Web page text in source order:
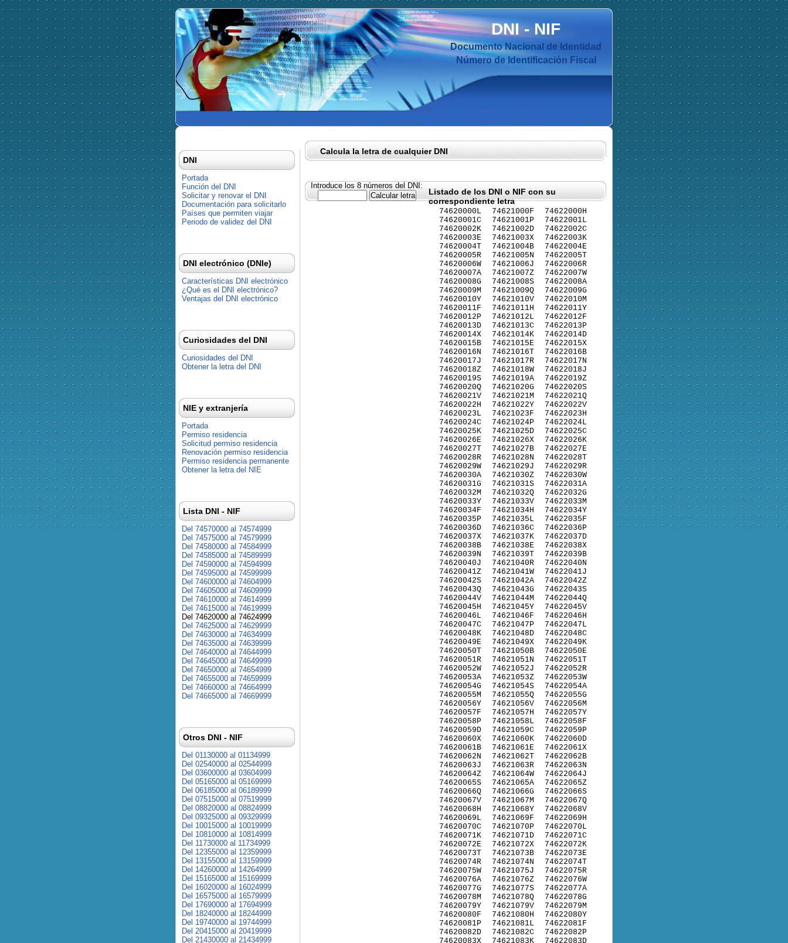
DNI-NIF
Documento Nacional de Identidad
Número de Identificación Fiscal
Calcula la letra de cualquier DNI
Introduce los 8 números del DNI:
Listado de los DNI o NIF con su
correspondiente letra
74620000L
74620001C
74620002K
74620003E
74620004T
74620005R
74620006W
74620007A
74620008G
74620009M
74620010Y
74620011F
74620012P
74620013D
74620014X
74620015B
74620016N
74620017J
74620018Z
74620019S
74620020Q
74620021V
74620022H
74620023L
74620024C
74620025K
74620026E
74620027T
74620028R
74620029W
74620030A
74620031G
74620032M
74620033Y
74620034F
74620035P
74620036D
74620037X
74620038B
74620039N
74620040J
74620041Z
74620042S
74620043Q
74620044V
74620045H
74620046L
74620047C
74620048K
74620049E
74620050T
74620051R
74620052W
74620053A
74620054G
74620055M
74620056Y
74620057F
74620058P
74620059D
74620060X
74620061B
74620062N
74620063J
74620064Z
74620065S
74620066Q
74620067V
74620068H
74620069L
74620070C
74620071K
74620072E
74620073T
74620074R
74620075W
74620076A
74620077G
74620078M
74620079Y
74620080F
74620081P
74620082D
74620083X
74621000F
74621001P
74621002D
74621003X
74621004B
74621005N
74621006J
74621007Z
74621008S
74621009Q
74621010V
74621011H
74621012L
74621013C
74621014K
74621015E
74621016T
74621017R
74621018W
74621019A
74621020G
74621021M
74621022Y
74621023F
74621024P
74621025D
74621026X
74621027B
74621028N
74621029J
74621030Z
74621031S
74621032Q
74621033V
74621034H
74621035L
74621036C
74621037K
74621038E
74621039T
74621040R
74621041W
74621042A
74621043G
74621044M
74621045Y
74621046F
74621047P
74621048D
74621049X
74621050B
74621051N
74621052J
74621053Z
74621054S
74621055Q
74621056V
74621057H
74621058L
74621059C
74621060K
74621061E
74621062T
74621063R
74621064W
74621065A
74621066G
74621067M
74621068Y
74621069F
74621070P
74621071D
74621072X
74621073B
74621074N
74621075J
74621076Z
74621077S
74621078Q
74621079V
74621080H
74621081L
74621082C
74621083K
74622000H
74622001L
74622002C
74622003K
74622004E
74622005T
74622006R
74622007W
74622008A
74622009G
74622010M
74622011Y
74622012F
74622013P
74622014D
74622015X
74622016B
74622017N
74622018J
74622019Z
74622020S
74622021Q
74622022V
74622023H
74622024L
74622025C
74622026K
74622027E
74622028T
74622029R
74622030W
74622031A
74622032G
74622033M
74622034Y
74622035F
74622036P
74622037D
74622038X
74622039B
74622040N
74622041J
74622042Z
74622043S
74622044Q
74622045V
74622046H
74622047L
74622048C
74622049K
74622050E
74622051T
74622052R
74622053W
74622054A
74622055G
74622056M
74622057Y
74622058F
74622059P
74622060D
74622061X
74622062B
74622063N
74622064J
74622065Z
74622066S
74622067Q
74622068V
74622069H
74622070L
74622071C
74622072K
74622073E
74622074T
74622075R
74622076W
74622077A
74622078G
74622079M
74622080Y
74622081F
74622082P
74622083D
DNI
Portada
Función del DNI
Solicitar y renovar el DNI
Documentación para solicitarlo
Países que permiten viajar
Periodo de validez del DNI
DNI electrónico (DNIe)
Características DNI electrónico
¿Qué es el DNI electrónico?
Ventajas del DNI electrónico
Curiosidades del DNI
Curiosidades del DNI
Obtener la letra del DNI
NIE y extranjería
Portada
Permiso residencia
Solicitud permiso residencia
Renovación permiso residencia
Permiso residencia permanente
Obtener la letra del NIE
Lista DNI - NIF
Del 74570000 al 74574999
Del 74575000 al 74579999
Del 74580000 al 74584999
Del 74585000 al 74589999
Del 74590000 al 74594999
Del 74595000 al 74599999
Del 74600000 al 74604999
Del 74605000 al 74609999
Del 74610000 al 74614999
Del 74615000 al 74619999
Del 74620000 al 74624999
Del 74625000 al 74629999
Del 74630000 al 74634999
Del 74635000 al 74639999
Del 74640000 al 74644999
Del 74645000 al 74649999
Del 74650000 al 74654999
Del 74655000 al 74659999
Del 74660000 al 74664999
Del 74665000 al 74669999
Otros DNI - NIF
Del 01130000 al 01134999
Del 02540000 al 02544999
Del 03600000 al 03604999
Del 05165000 al 05169999
Del 06185000 al 06189999
Del 07515000 al 07519999
Del 08820000 al 08824999
Del 09325000 al 09329999
Del 10015000 al 10019999
Del 10810000 al 10814999
Del 11730000 al 11734999
Del 12355000 al 12359999
Del 13155000 al 13159999
Del 14260000 al 14264999
Del 15165000 al 15169999
Del 16020000 al 16024999
Del 16575000 al 16579999
Del 17690000 al 17694999
Del 18240000 al 18244999
Del 19740000 al 19744999
Del 20415000 al 20419999
Del 21430000 al 21434999